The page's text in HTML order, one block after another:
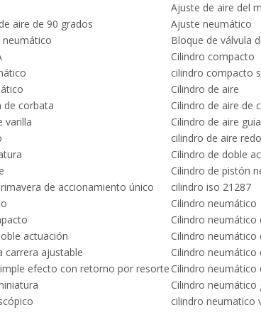
Ajuste de aire del
aire de 90 grados
Ajuste neumático
Bloque de válvula
Cilindro compacto
cilindro compacto
Cilindro de aire
de corbata
Cilindro de aire de
varilla
Cilindro de aire
cilindro de aire
Cilindro de doble
Cilindro de pistón
de accionamiento único
cilindro iso 21287
Cilindro neumático
Cilindro neumático
actuación
Cilindro neumático
carrera ajustable
Cilindro neumático
efecto con retorno por resorteCilindro neumático
Cilindro neumático
cilindro neumatico